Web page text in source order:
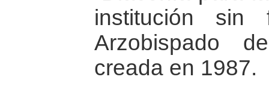
institución
Arzobispado
creada en 1987.